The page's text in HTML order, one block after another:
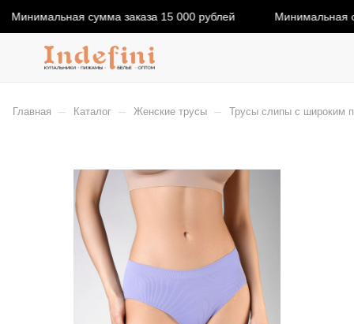
Минимальная сумма заказа 15 000 рублей Минимальная
Главная – Каталог – Женские трусы – Трусы слипы с широким